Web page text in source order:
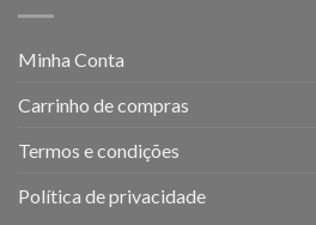
Minha Conta
Carrinho de compras
Termos e condições
Política de privacidade